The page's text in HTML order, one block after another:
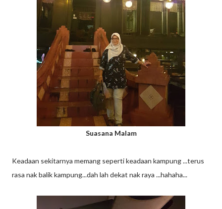
Suasana Malam
Keadaan sekitarnya memang seperti keadaan kampung ...terus
rasa nak balik kampung...dah lah dekat nak raya ...hahaha...